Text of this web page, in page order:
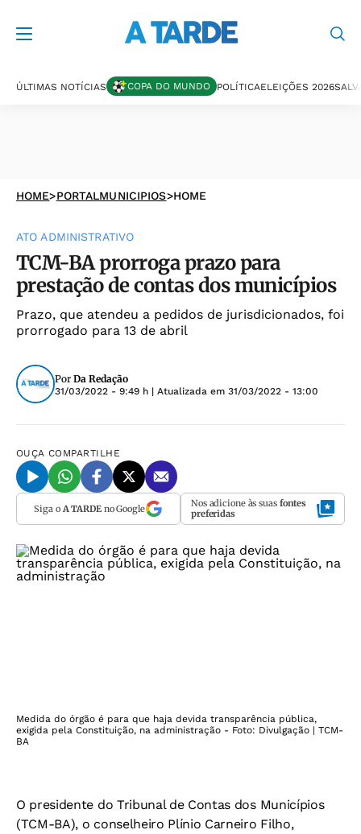
ÚLTIMAS NOTÍCIAS COPA DO MUNDO POLÍTICAELEIÇÕES 2026
HOME>PORTALMUNICIPIOS>HOME
ATO ADMINISTRATIVO
TCM-BA prorroga prazo para
prestação de contas dos municípios
Prazo, que atendeu a pedidos de jurisdicionados, foi
prorrogado para 13 de abril
Por Da Redação
31/03/2022 - 9:49 h | Atualizada em 31/03/2022 - 13:00
OUÇA COMPARTILHE
Siga o A TARDEno Google Nos adicione às suas fontes
preferidas
Medida do órgão é para que haja devida transparência pública,
exigida pela Constituição, na administração - Foto: Divulgação | TCM-
BA
O presidente do Tribunal de Contas dos Municípios
(TCM-BA), o conselheiro Plínio Carneiro Filho,